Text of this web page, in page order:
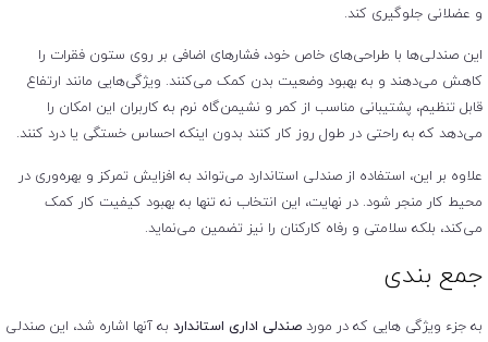
و عضلانی جلوگیری کند.
این صندلی‌ها با طراحی‌های خاص خود، فشارهای اضافی بر روی ستون فقرات را
کاهش می‌دهند و به بهبود وضعیت بدن کمک می‌کنند. ویژگی‌هایی مانند ارتفاع
قابل تنظیم، پشتیبانی مناسب از کمر و نشیمن‌گاه نرم به کاربران این امکان را
می‌دهد که به راحتی در طول روز کار کنند بدون اینکه احساس خستگی یا درد کنند.
علاوه بر این، استفاده از صندلی استاندارد می‌تواند به افزایش تمرکز و بهره‌وری در
محیط کار منجر شود. در نهایت، این انتخاب نه تنها به بهبود کیفیت کار کمک
می‌کند، بلکه سلامتی و رفاه کارکنان را نیز تضمین می‌نماید.
جمع بندی
به جزء ویژگی هایی که در مورد صندلی اداری استاندارد به آنها اشاره شد، این صندلی